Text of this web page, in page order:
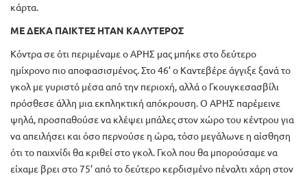
κάρτα.
ΜΕ ΔΕΚΑ ΠΑΙΚΤΕΣ ΗΤΑΝ ΚΑΛΥΤΕΡΟΣ
Κόντρα σε ότι περιμέναμε ο ΑΡΗΣ μας μπήκε στο δεύτερο
ημίχρονο πιο αποφασισμένος. Στο 46’ ο Καντεβέρε άγγιξε ξανά το
γκολ με γυριστό μέσα από την περιοχή, αλλά ο Γκουγκεσασβίλι
πρόσθεσε άλλη μια εκπληκτική απόκρουση. Ο ΑΡΗΣ παρέμεινε
ψηλά, προσπαθούσε να κλέψει μπάλες στον χώρο του κέντρου για
να απειλήσει και όσο περνούσε η ώρα, τόσο μεγάλωνε η αίσθηση
ότι το παιχνίδι θα κριθεί στο γκολ. Γκολ που θα μπορούσαμε να
είχαμε βρει στο 75’ από το δεύτερο κερδισμένο πέναλτι χάρη στον